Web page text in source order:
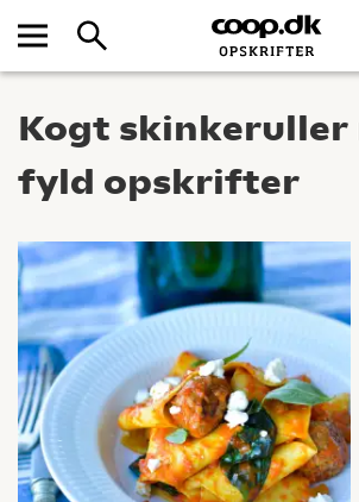
Kogt skinkeruller
fyld opskrifter